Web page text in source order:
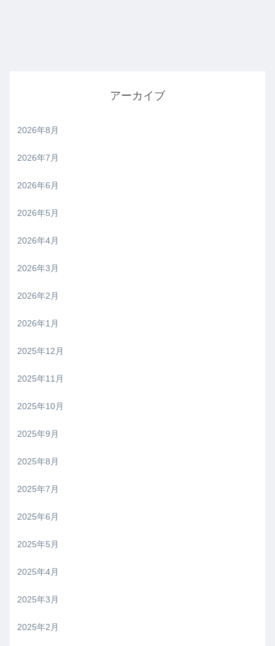
アーカイブ
2026年8月
2026年7月
2026年6月
2026年5月
2026年4月
2026年3月
2026年2月
2026年1月
2025年12月
2025年11月
2025年10月
2025年9月
2025年8月
2025年7月
2025年6月
2025年5月
2025年4月
2025年3月
2025年2月